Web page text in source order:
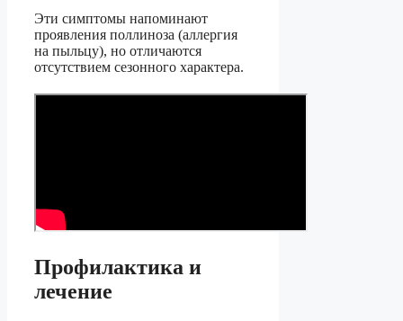
Эти симптомы напоминают
проявления поллиноза (аллергия
на пыльцу), но отличаются
отсутствием сезонного характера.
Профилактика и
лечение